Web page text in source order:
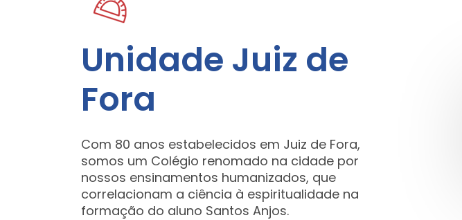
Unidade Juiz de
Fora
Com 80 anos estabelecidos em Juiz de Fora,
somos um Colégio renomado na cidade por
nossos ensinamentos humanizados, que
correlacionam a ciência à espiritualidade na
formação do aluno Santos Anjos.